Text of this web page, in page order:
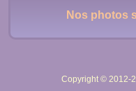
Nos photos
Copyright © 2012-